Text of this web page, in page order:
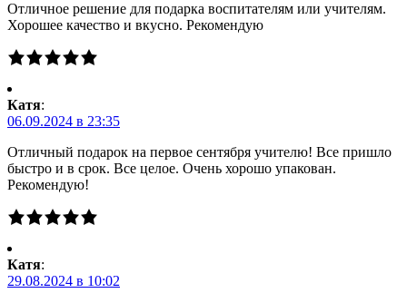
Отличное решение для подарка воспитателям или учителям.
Хорошее качество и вкусно. Рекомендую
Катя:
06.09.2024 в 23:35
Отличный подарок на первое сентября учителю! Все пришло
быстро и в срок. Все целое. Очень хорошо упакован.
Рекомендую!
Катя:
29.08.2024 в 10:02